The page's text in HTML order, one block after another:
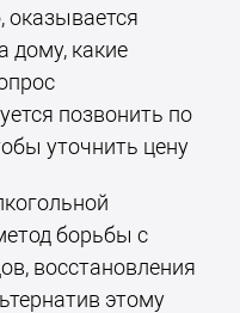
оказывается
дому, какие
позвонить по
уточнить цену
борьбы с
восстановления
этому